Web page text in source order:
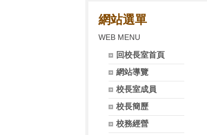
網站選單
WEB MENU
回校長室首頁
網站導覽
校長室成員
校長簡歷
校務經營